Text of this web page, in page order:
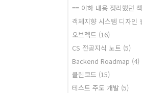
== 이하 내용 정리했던
객체지향 시스템 디자인
오브젝트 (16)
CS 전공지식 노트 (5)
Backend Roadmap (4)
클린코드 (15)
테스트 주도 개발 (5)